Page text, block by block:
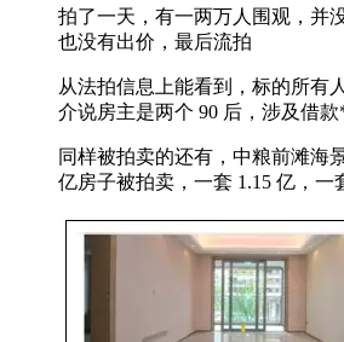
拍了一天，有一两万人围观，并
也没有出价，最后流拍
从法拍信息上能看到，标的所有
介说房主是两个 90 后，涉及借
同样被拍卖的还有，中粮前滩海
亿房子被拍卖，一套 1.15 亿，一